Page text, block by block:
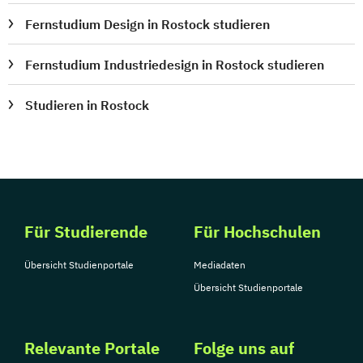
Fernstudium Design in Rostock studieren
Fernstudium Industriedesign in Rostock studieren
Studieren in Rostock
Für Studierende
Übersicht Studienportale
Für Hochschulen
Mediadaten
Übersicht Studienportale
Relevante Portale Folge uns auf